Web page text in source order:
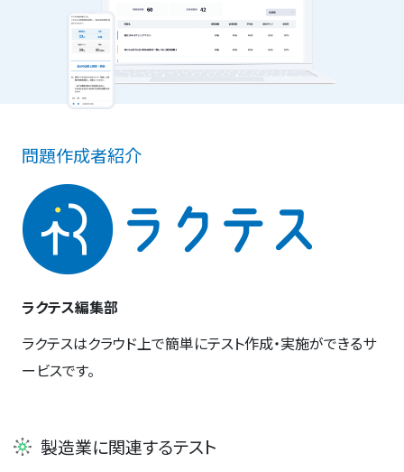
問題作成者紹介
ラクテス編集部
ラクテスはクラウド上で簡単にテスト作成・実施ができるサ
ービスです。
製造業に関連するテスト